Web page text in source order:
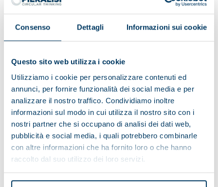
Consenso Dettagli Informazioni sui cookie
Questo sito web utilizza i cookie
Utilizziamo i cookie per personalizzare contenuti ed
annunci, per fornire funzionalità dei social media e per
analizzare il nostro traffico. Condividiamo inoltre
informazioni sul modo in cui utilizza il nostro sito con i
nostri partner che si occupano di analisi dei dati web,
pubblicità e social media, i quali potrebbero combinarle
con altre informazioni che ha fornito loro o che hanno
raccolto dal suo utilizzo dei loro servizi.
Can’t find a job opportunity that suits your area of
expertise?
Submit your unsolicited application. We’re always happy
to receive interesting applications: we’ll get in touch as
soon as a suitable job opportunity in Pieralisi arises.
Send your CV